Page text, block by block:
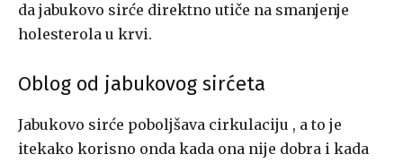
da jabukovo sirće direktno utiče na smanjenje
holesterola u krvi.
Oblog od jabukovog sirćeta
Jabukovo sirće poboljšava cirkulaciju , a to je
itekako korisno onda kada ona nije dobra i kada